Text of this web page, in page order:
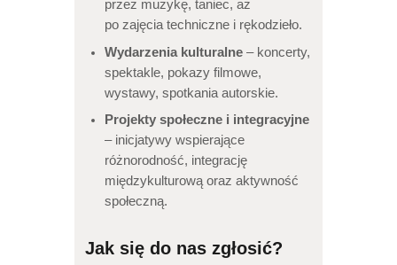
przez muzykę, taniec, aż
po zajęcia techniczne i rękodzieło.
Wydarzenia kulturalne – koncerty,
spektakle, pokazy filmowe,
wystawy, spotkania autorskie.
Projekty społeczne i integracyjne
– inicjatywy wspierające
różnorodność, integrację
międzykulturową oraz aktywność
społeczną.
Jak się do nas zgłosić?